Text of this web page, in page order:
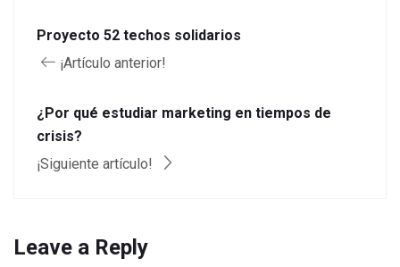
Proyecto 52 techos solidarios
¡Artículo anterior!
¿Por qué estudiar marketing en tiempos de
crisis?
¡Siguiente artículo!
Leave a Reply